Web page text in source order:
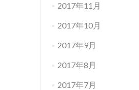
2017年11月
2017年10月
2017年9月
2017年8月
2017年7月